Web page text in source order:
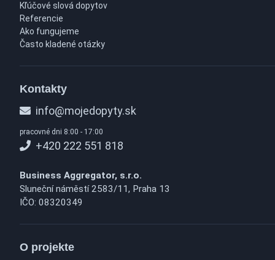
Kľúčové slová dopytov
Referencie
Ako fungujeme
Často kladené otázky
Kontakty
info@mojedopyty.sk
pracovné dni 8:00 - 17:00
+420 222 551 818
Business Aggregator, s.r.o.
Sluneční náměstí 2583/11, Praha 13
IČO: 08320349
O projekte